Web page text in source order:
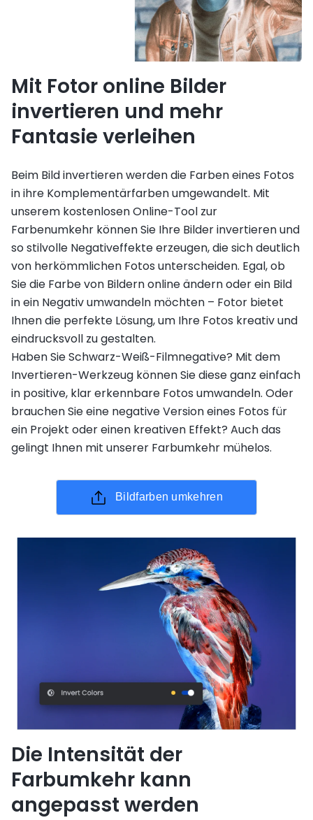
Mit Fotor online Bilder
invertieren und mehr
Fantasie verleihen
Beim Bild invertieren werden die Farben eines Fotos
in ihre Komplementärfarben umgewandelt. Mit
unserem kostenlosen Online-Tool zur
Farbenumkehr können Sie Ihre Bilder invertieren und
so stilvolle Negativeffekte erzeugen, die sich deutlich
von herkömmlichen Fotos unterscheiden. Egal, ob
Sie die Farbe von Bildern online ändern oder ein Bild
in ein Negativ umwandeln möchten – Fotor bietet
Ihnen die perfekte Lösung, um Ihre Fotos kreativ und
eindrucksvoll zu gestalten.
Haben Sie Schwarz-Weiß-Filmnegative? Mit dem
Invertieren-Werkzeug können Sie diese ganz einfach
in positive, klar erkennbare Fotos umwandeln. Oder
brauchen Sie eine negative Version eines Fotos für
ein Projekt oder einen kreativen Effekt? Auch das
gelingt Ihnen mit unserer Farbumkehr mühelos.
Bildfarben umkehren
Die Intensität der
Farbumkehr kann
angepasst werden